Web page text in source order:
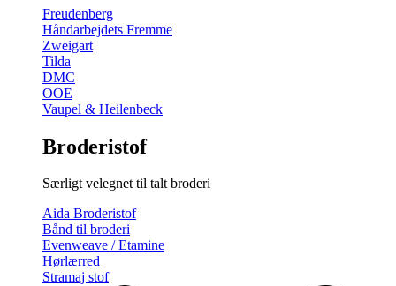
Freudenberg
Håndarbejdets Fremme
Zweigart
Tilda
DMC
OOE
Vaupel & Heilenbeck
Broderistof
Særligt velegnet til talt broderi
Aida Broderistof
Bånd til broderi
Evenweave / Etamine
Hørlærred
Stramaj stof